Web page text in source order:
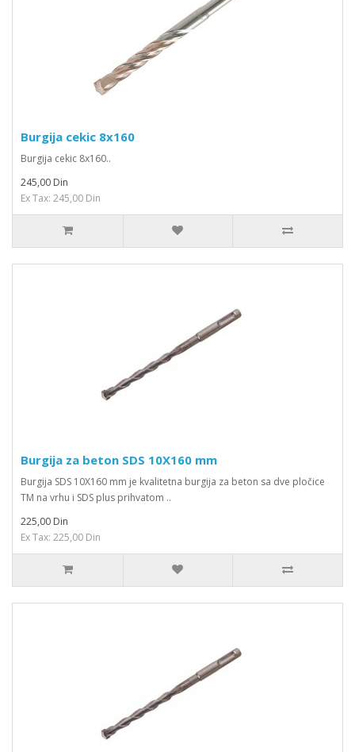
Burgija cekic 8x160
Burgija cekic 8x160..
245,00 Din
Ex Tax: 245,00 Din
Burgija za beton SDS 10X160 mm
Burgija SDS 10X160 mm je kvalitetna burgija za beton sa dve pločice
TM na vrhu i SDS plus prihvatom ..
225,00 Din
Ex Tax: 225,00 Din